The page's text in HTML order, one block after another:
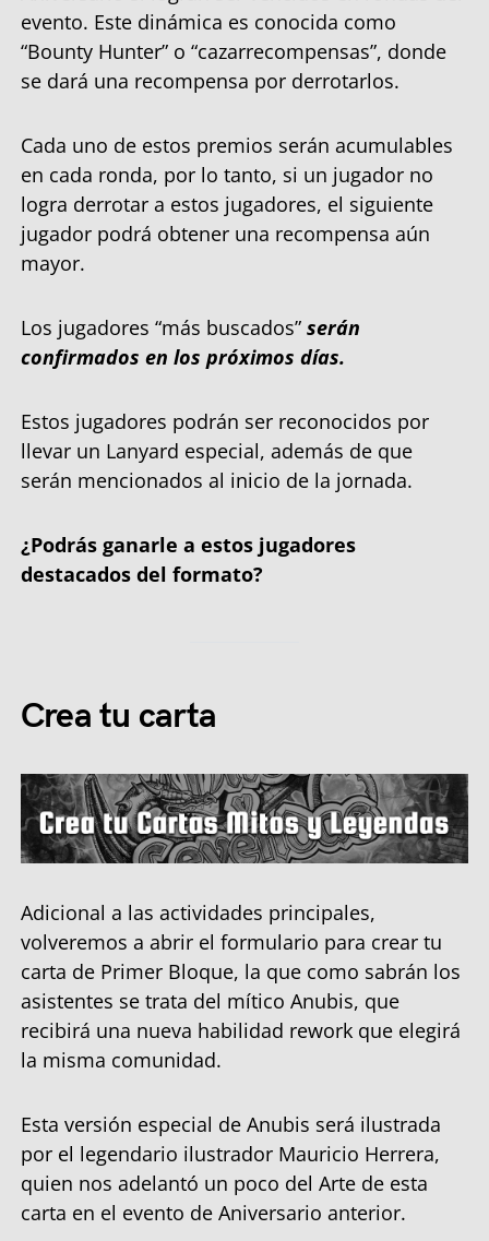
evento. Este dinámica es conocida como
“Bounty Hunter” o “cazarrecompensas”, donde
se dará una recompensa por derrotarlos.
Cada uno de estos premios serán acumulables
en cada ronda, por lo tanto, si un jugador no
logra derrotar a estos jugadores, el siguiente
jugador podrá obtener una recompensa aún
mayor.
Los jugadores “más buscados” serán
confirmados en los próximos días.
Estos jugadores podrán ser reconocidos por
llevar un Lanyard especial, además de que
serán mencionados al inicio de la jornada.
¿Podrás ganarle a estos jugadores
destacados del formato?
Crea tu carta
Adicional a las actividades principales,
volveremos a abrir el formulario para crear tu
carta de Primer Bloque, la que como sabrán los
asistentes se trata del mítico Anubis, que
recibirá una nueva habilidad rework que elegirá
la misma comunidad.
Esta versión especial de Anubis será ilustrada
por el legendario ilustrador Mauricio Herrera,
quien nos adelantó un poco del Arte de esta
carta en el evento de Aniversario anterior.